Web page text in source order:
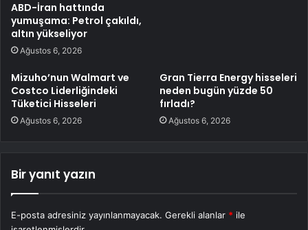
ABD-İran hattında
yumuşama: Petrol çakıldı,
altın yükseliyor
Ağustos 6, 2026
Mizuho’nun Walmart ve
Costco Liderliğindeki
Tüketici Hisseleri
Ağustos 6, 2026
Gran Tierra Energy hisseleri
neden bugün yüzde 50
fırladı?
Ağustos 6, 2026
Bir yanıt yazın
E-posta adresiniz yayınlanmayacak. Gerekli alanlar * ile